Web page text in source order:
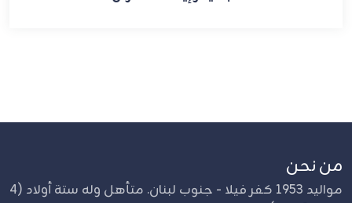
من نحن
مواليد 1953 كفر فيلا - جنوب لبنان. متأهل وله ستة أولاد (4